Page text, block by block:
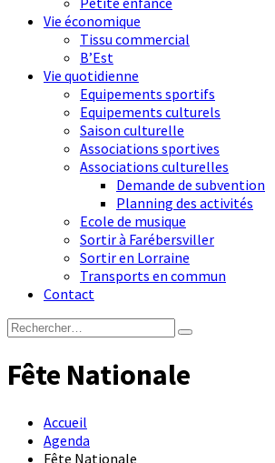
Vie économique
Tissu commercial
B’Est
Vie quotidienne
Equipements sportifs
Equipements culturels
Saison culturelle
Associations sportives
Associations culturelles
Demande de subvention
Planning des activités
Ecole de musique
Sortir à Farébersviller
Sortir en Lorraine
Transports en commun
Contact
Fête Nationale
Accueil
Agenda
Fête Nationale